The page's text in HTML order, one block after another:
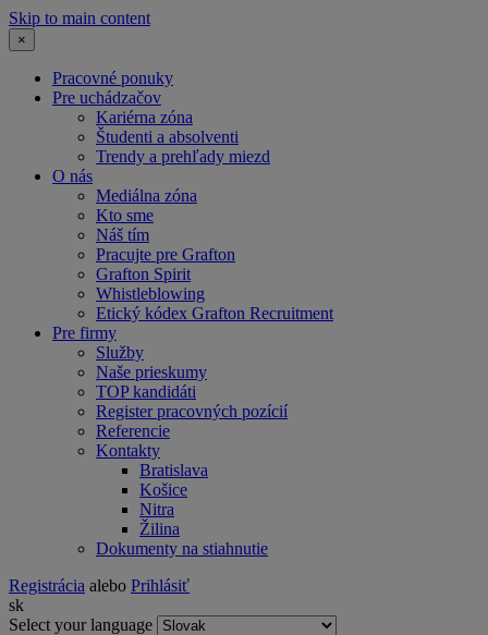
Skip to main content
×
Pracovné ponuky
Pre uchádzačov
Kariérna zóna
Študenti a absolventi
Trendy a prehľady miezd
O nás
Mediálna zóna
Kto sme
Náš tím
Pracujte pre Grafton
Grafton Spirit
Whistleblowing
Etický kódex Grafton Recruitment
Pre firmy
Služby
Naše prieskumy
TOP kandidáti
Register pracovných pozícií
Referencie
Kontakty
Bratislava
Košice
Nitra
Žilina
Dokumenty na stiahnutie
Registrácia alebo Prihlásiť
sk
Select your language